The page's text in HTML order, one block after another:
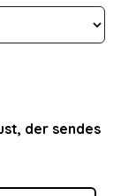
der sendes